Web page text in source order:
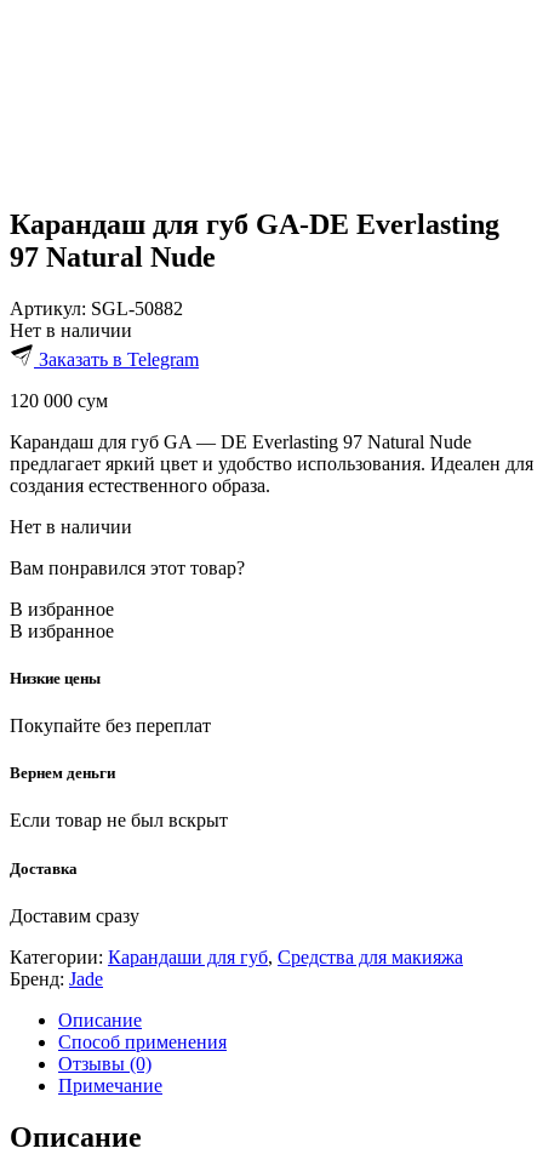
Карандаш для губ GA-DE Everlasting
97 Natural Nude
Артикул: SGL-50882
Нет в наличии
Заказать в Telegram
120 000 сум
Карандаш для губ GA — DE Everlasting 97 Natural Nude
предлагает яркий цвет и удобство использования. Идеален для
создания естественного образа.
Нет в наличии
Вам понравился этот товар?
В избранное
В избранное
Низкие цены
Покупайте без переплат
Вернем деньги
Если товар не был вскрыт
Доставка
Доставим сразу
Категории: Карандаши для губ, Средства для макияжа
Бренд: Jade
Описание
Способ применения
Отзывы (0)
Примечание
Описание